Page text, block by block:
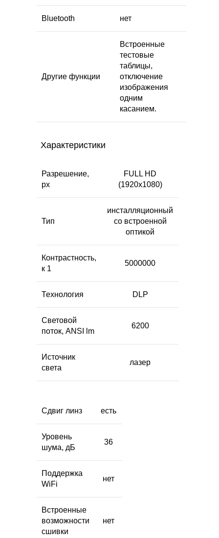
Bluetooth нет
Другие функции
Встроенные
тестовые
таблицы,
отключение
изображения
одним
касанием.
Характеристики
Разрешение,
px
FULL HD
(1920х1080)
Тип
инсталляционный
со встроенной
оптикой
Контрастность,
к 1
5000000
Технология DLP
Световой
поток, ANSI lm
6200
Источник
света
лазер
Сдвиг линз есть
Уровень
шума, дБ
36
Поддержка
WiFi
нет
Встроенные
возможности
сшивки
нет